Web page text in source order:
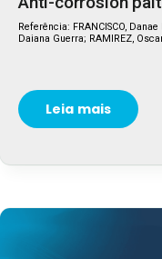
Referência: FRANCISCO,
Daiana Guerra; RAMIREZ,
Leia mais